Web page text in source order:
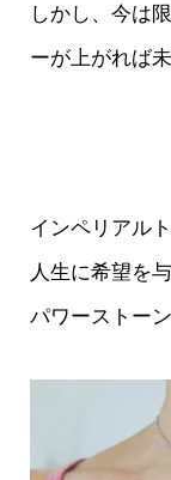
しかし、今は
ーが上がれば
インペリアル
人生に希望を
パワーストー